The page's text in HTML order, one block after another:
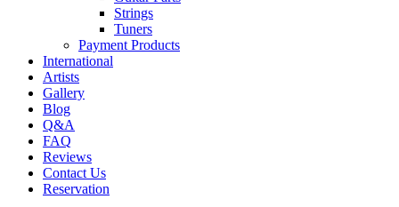
Strings
Tuners
Payment Products
International
Artists
Gallery
Blog
Q&A
FAQ
Reviews
Contact Us
Reservation